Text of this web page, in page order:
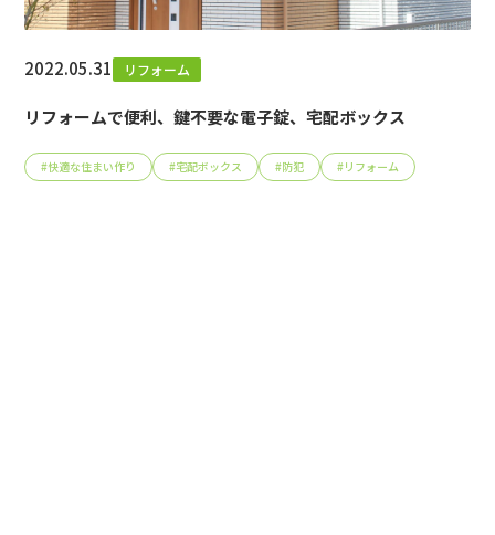
2022.05.31 リフォーム
リフォームで便利、鍵不要な電子錠、宅配ボックス
#快適な住まい作り #宅配ボックス #防犯 #リフォーム